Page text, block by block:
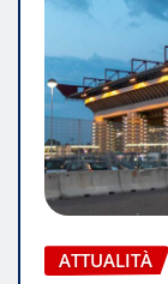
ATTUALITÀ